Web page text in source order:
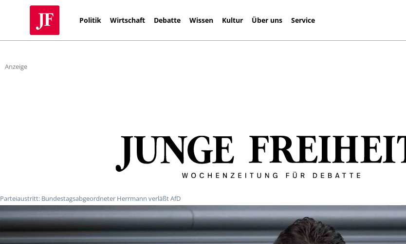
Politik Wirtschaft Debatte Wissen Kultur Über uns Service
Anzeige
Parteiaustritt: Bundestagsabgeordneter Herrmann verläßt AfD